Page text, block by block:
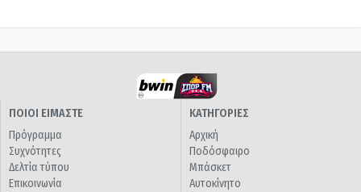
ΠΟΙΟΙ ΕΙΜΑΣΤΕ
Πρόγραμμα
Συχνότητες
Δελτία τύπου
Επικοινωνία
ΚΑΤΗΓΟΡΙΕΣ
Αρχική
Ποδόσφαιρο
Μπάσκετ
Αυτοκίνητο